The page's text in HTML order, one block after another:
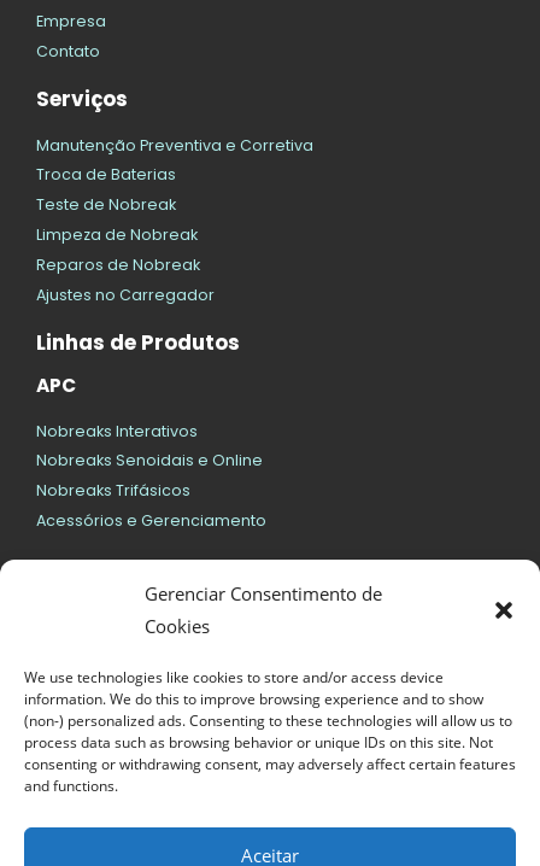
Gerenciar Consentimento de
Cookies
We use technologies like cookies to store and/or access device
information. We do this to improve browsing experience and to show
(non-) personalized ads. Consenting to these technologies will allow us to
process data such as browsing behavior or unique IDs on this site. Not
consenting or withdrawing consent, may adversely affect certain features
and functions.
Aceitar
Empresa
Contato
Serviços
Manutenção Preventiva e Corretiva
Troca de Baterias
Teste de Nobreak
Limpeza de Nobreak
Reparos de Nobreak
Ajustes no Carregador
Linhas de Produtos
APC
Nobreaks Interativos
Nobreaks Senoidais e Online
Nobreaks Trifásicos
Acessórios e Gerenciamento
SMS
Geral
Bateria para Nobreaks
Nobreaks Vertiv/Emerson
Nobreaks DELTA
Nobreaks EATON
Servidores, Notebooks e Desktops